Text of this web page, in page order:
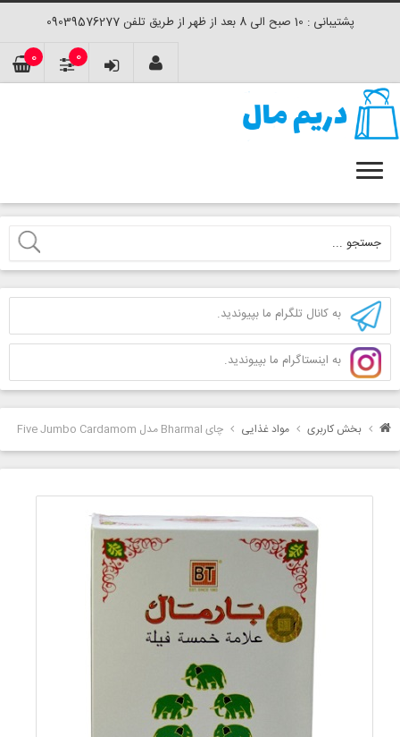
پشتیبانی : 10 صبح الی 8 بعد از ظهر از طریق تلفن 09039576277
0 0
به کانال تلگرام ما بپیوندید.
به اینستاگرام ما بپیوندید.
بخش کاربری مواد غذایی چای Bharmal مدل Five Jumbo Cardamom